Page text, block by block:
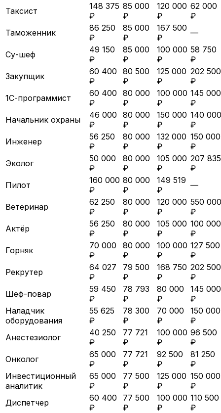
Таксист
148 375
₽
85 000
₽
120 000
₽
62 000
₽
Таможенник
86 250
₽
85 000
₽
167 500
₽
—
Су-шеф
49 150
₽
85 000
₽
100 000
₽
58 750
₽
Закупщик
60 400
₽
80 500
₽
125 000
₽
202 500
₽
1С-программист
60 400
₽
80 000
₽
100 000
₽
145 000
₽
Начальник охраны
46 000
₽
80 000
₽
150 000
₽
140 000
₽
Инженер
56 250
₽
80 000
₽
132 000
₽
150 000
₽
Эколог
50 000
₽
80 000
₽
105 000
₽
207 835
₽
Пилот
160 000
₽
80 000
₽
149 519
₽
—
Ветеринар
62 250
₽
80 000
₽
120 000
₽
550 000
₽
Актёр
56 250
₽
80 000
₽
105 000
₽
100 000
₽
Горняк
70 000
₽
80 000
₽
100 000
₽
127 500
₽
Рекрутер
64 027
₽
79 500
₽
168 750
₽
202 500
₽
Шеф-повар
59 450
₽
78 793
₽
80 000
₽
145 000
₽
Наладчик
оборудования
55 625
₽
78 300
₽
70 000
₽
150 000
₽
Анестезиолог
40 250
₽
77 721
₽
100 000
₽
96 500
₽
Онколог
65 000
₽
77 721
₽
92 500
₽
81 250
₽
Инвестиционный
аналитик
65 000
₽
77 500
₽
125 000
₽
150 000
₽
Диспетчер
60 400
₽
77 500
₽
100 000
₽
110 500
₽